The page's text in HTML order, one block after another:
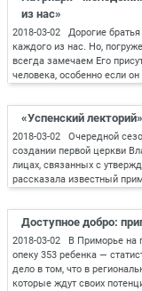
из нас»
2018-03-02 Дорогие
каждого из нас. Но,
всегда замечаем Его
человека, особенно если
«Успенский
2018-03-02 Очередной
создании первой церкви
лицах, связанных с
рассказала известный
Доступное добро:
2018-03-02 В Приморье на
опеку 353 ребенка —
дело в том, что в
которые ждут своих